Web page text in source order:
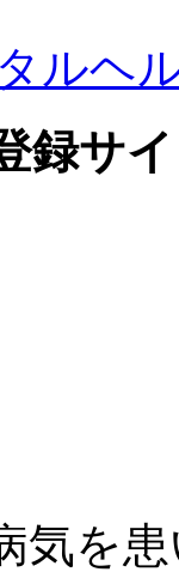
ルヘ
録サ
気を